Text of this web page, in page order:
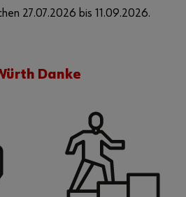
27.07.2026 bis 11.09.2026.
Danke